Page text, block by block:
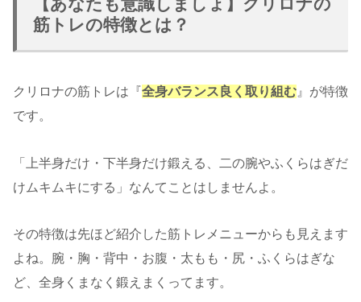
筋トレの特徴とは？
クリロナの筋トレは『全身バランス良く取り組む 』が特徴
です。
「上半身だけ・下半身だけ鍛える、二の腕やふくらはぎだ
けムキムキにする」なんてことはしませんよ。
その特徴は先ほど紹介した筋トレメニューからも見えます
よね。腕・胸・背中・お腹・太もも・尻・ふくらはぎな
ど、全身くまなく鍛えまくってます。